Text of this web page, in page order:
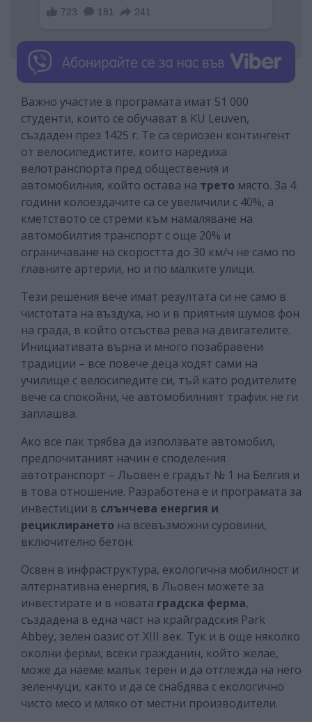
Важно участие в програмата имат 51 000
студенти, които се обучават в KU Leuven,
създаден през 1425 г. Те са сериозен контингент
от велосипедистите, които наредиха
велотранспорта пред обществения и
автомобилния, който остава на трето място. За 4
години колоездачите са се увеличили с 40%, а
кметството се стреми към намаляване на
автомобилтия транспорт с още 20% и
ограничаване на скоростта до 30 км/ч не само по
главните артерии, но и по малките улици.
Тези решения вече имат резултата си не само в
чистотата на въздуха, но и в приятния шумов фон
на града, в който отсъства рева на двигателите.
Инициативата върна и много позабравени
традиции – все повече деца ходят сами на
училище с велосипедите си, тъй като родителите
вече са спокойни, че автомобилният трафик не ги
заплашва.
Ако все пак трябва да използвате автомобил,
предпочитаният начин е споделения
автотранспорт – Льовен е градът № 1 на Белгия и
в това отношение. Разработена е и програмата за
инвестиции в слънчева енергия и
рециклирането на всевъзможни суровини,
включително бетон.
Освен в инфраструктура, екологична мобилност и
алтернативна енергия, в Льовен можете за
инвестирате и в новата градска ферма,
създадена в една част на крайградския Park
Abbey, зелен оазис от XIII век. Тук и в още няколко
околни ферми, всеки гражданин, който желае,
може да наеме малък терен и да отглежда на него
зеленчуци, както и да се снабдява с екологично
чисто месо и мляко от местни производители.